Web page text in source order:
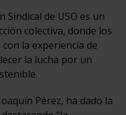
Sindical de USO es un
colectiva, donde los
la experiencia de
la lucha por un
Pérez, ha dado la